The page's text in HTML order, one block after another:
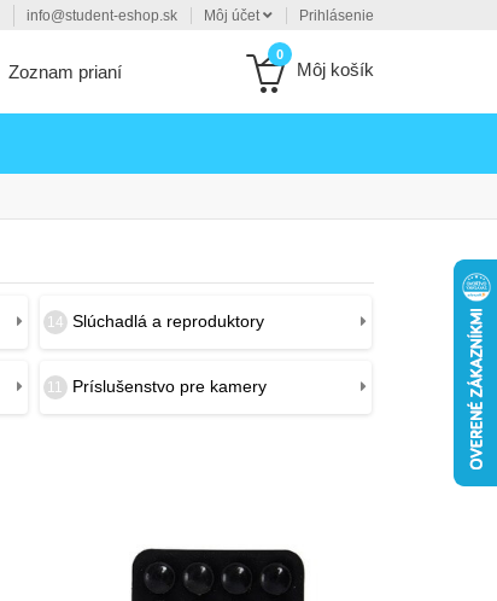
info@student-eshop.sk Môj účet Prihlásenie
Zoznam prianí
0
Môj košík
14 Slúchadlá a reproduktory
11 Príslušenstvo pre kamery